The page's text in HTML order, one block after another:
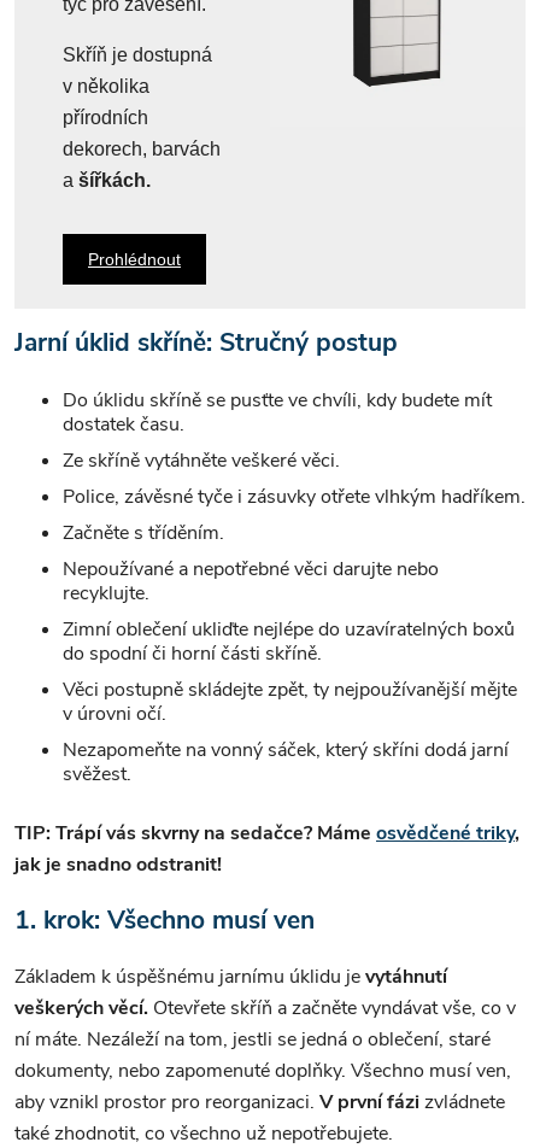
Skříň je dostupná
v několika
přírodních
dekorech, barvách
a šířkách.
Prohlédnout
Jarní úklid skříně: Stručný postup
Do úklidu skříně se pusťte ve chvíli, kdy budete mít
dostatek času.
Ze skříně vytáhněte veškeré věci.
Police, závěsné tyče i zásuvky otřete vlhkým hadříkem.
Začněte s tříděním.
Nepoužívané a nepotřebné věci darujte nebo
recyklujte.
Zimní oblečení ukliďte nejlépe do uzavíratelných boxů
do spodní či horní části skříně.
Věci postupně skládejte zpět, ty nejpoužívanější mějte
v úrovni očí.
Nezapomeňte na vonný sáček, který skříni dodá jarní
svěžest.
TIP: Trápí vás skvrny na sedačce? Máme osvědčené triky,
jak je snadno odstranit!
1. krok: Všechno musí ven
Základem k úspěšnému jarnímu úklidu jevytáhnutí
veškerých věcí. Otevřete skříň a začněte vyndávat vše, co v
ní máte. Nezáleží na tom, jestli se jedná o oblečení, staré
dokumenty, nebo zapomenuté doplňky. Všechno musí ven,
aby vznikl prostor pro reorganizaci. V první fázizvládnete
také zhodnotit, co všechno už nepotřebujete.